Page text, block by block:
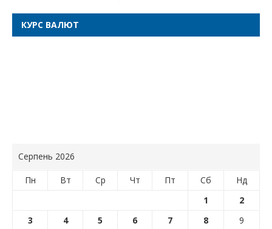
КУРС ВАЛЮТ
Серпень 2026
Пн Вт Ср Чт Пт Сб
Нд
1
2
3
4 5 6 7 8
9